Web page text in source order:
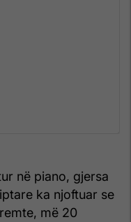
në piano, gjersa
ka njoftuar se
më 20